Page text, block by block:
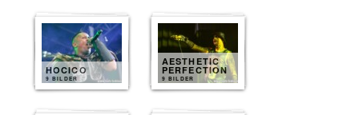
HOCICO
9 BILDER
AESTHETIC
PERFECTION
9 BILDER